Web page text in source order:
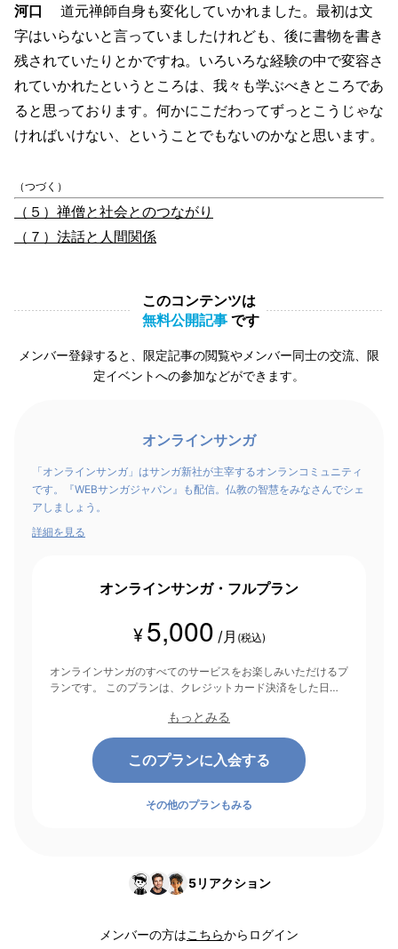
河口 道元禅師自身も変化していかれました。最初は文
字はいらないと言っていましたけれども、後に書物を書き
残されていたりとかですね。いろいろな経験の中で変容さ
れていかれたというところは、我々も学ぶべきところであ
ると思っております。何かにこだわってずっとこうじゃな
ければいけない、ということでもないのかなと思います。
（つづく）
（５）禅僧と社会とのつながり
（７）法話と人間関係
このコンテンツは
無料公開記事 です
メンバー登録すると、限定記事の閲覧やメンバー同士の交流、限
定イベントへの参加などができます。
オンラインサンガ
「オンラインサンガ」はサンガ新社が主宰するオンランコミュニティ
です。『WEBサンガジャパン』も配信。仏教の智慧をみなさんでシェ
アしましょう。
詳細を見る
オンラインサンガ・フルプラン
¥ 5,000 /月 (税込)
オンラインサンガのすべてのサービスをお楽しみいただけるプ
ランです。 このプランは、クレジットカード決済をした日を
もっとみる
このプランに入会する
その他のプランもみる
5リアクション
メンバーの方はこちらからログイン